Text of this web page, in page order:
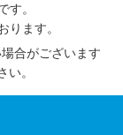
す。
ます。
合がございます
い。